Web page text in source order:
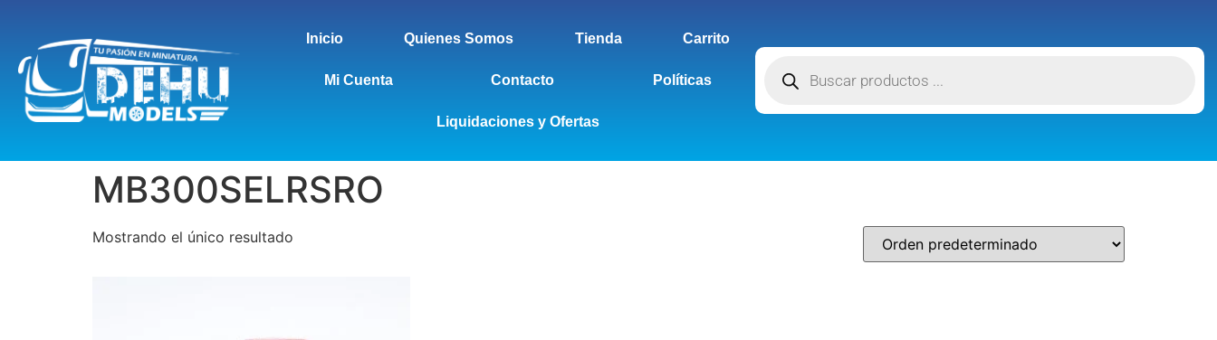
Inicio Quienes Somos Tienda Carrito
Mi Cuenta Contacto Políticas
Liquidaciones y Ofertas
MB300SELRSRO
Mostrando el único resultado